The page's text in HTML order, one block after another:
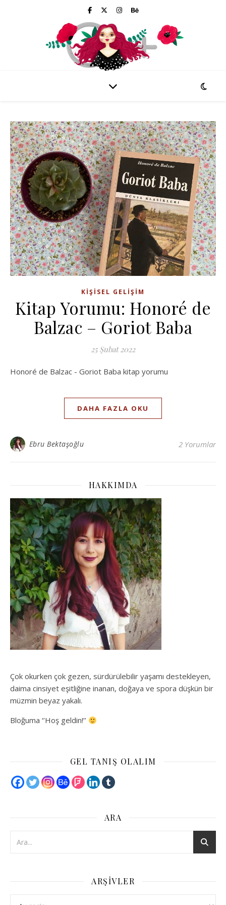
KIŞISEL GELIŞIM
Kitap Yorumu: Honoré de
Balzac – Goriot Baba
25 Şubat 2022
Honoré de Balzac - Goriot Baba kitap yorumu
DAHA FAZLA OKU
Ebru Bektaşoğlu 2 Yorumlar
HAKKIMDA
Çok okurken çok gezen, sürdürülebilir yaşamı destekleyen,
daima cinsiyet eşitliğine inanan, doğaya ve spora düşkün bir
müzmin beyaz yakalı.
Bloğuma ‘’Hoş geldin!’’
GEL TANIŞ OLALIM
ARA
ARŞIVLER